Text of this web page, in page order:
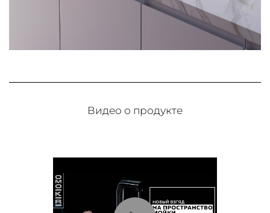
Видео о продукте